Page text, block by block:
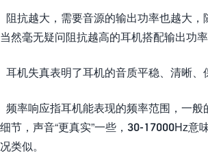
阻抗越大，需要音源的输出功率也越大
然毫无疑问阻抗越高的耳机搭配输出功
耳机失真表明了耳机的音质平稳、清晰、
频率响应指耳机能表现的频率范围，一
节，声音“更真实”一些，30-17000Hz意
类似。